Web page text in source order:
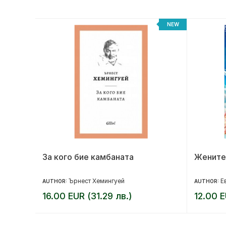
NEW
За кого бие камбаната
AUTHOR: Ърнест Хемингуей
16.00 EUR (31.29 лв.)
AUTHOR:
12.00